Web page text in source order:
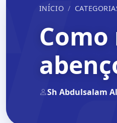
INÍCIO
Sh Abdulsalam